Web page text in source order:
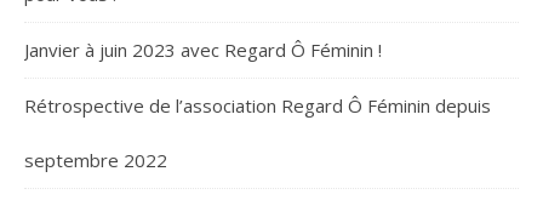
Janvier à juin 2023 avec Regard Ô Féminin !
Rétrospective de l’association Regard Ô Féminin depuis
septembre 2022